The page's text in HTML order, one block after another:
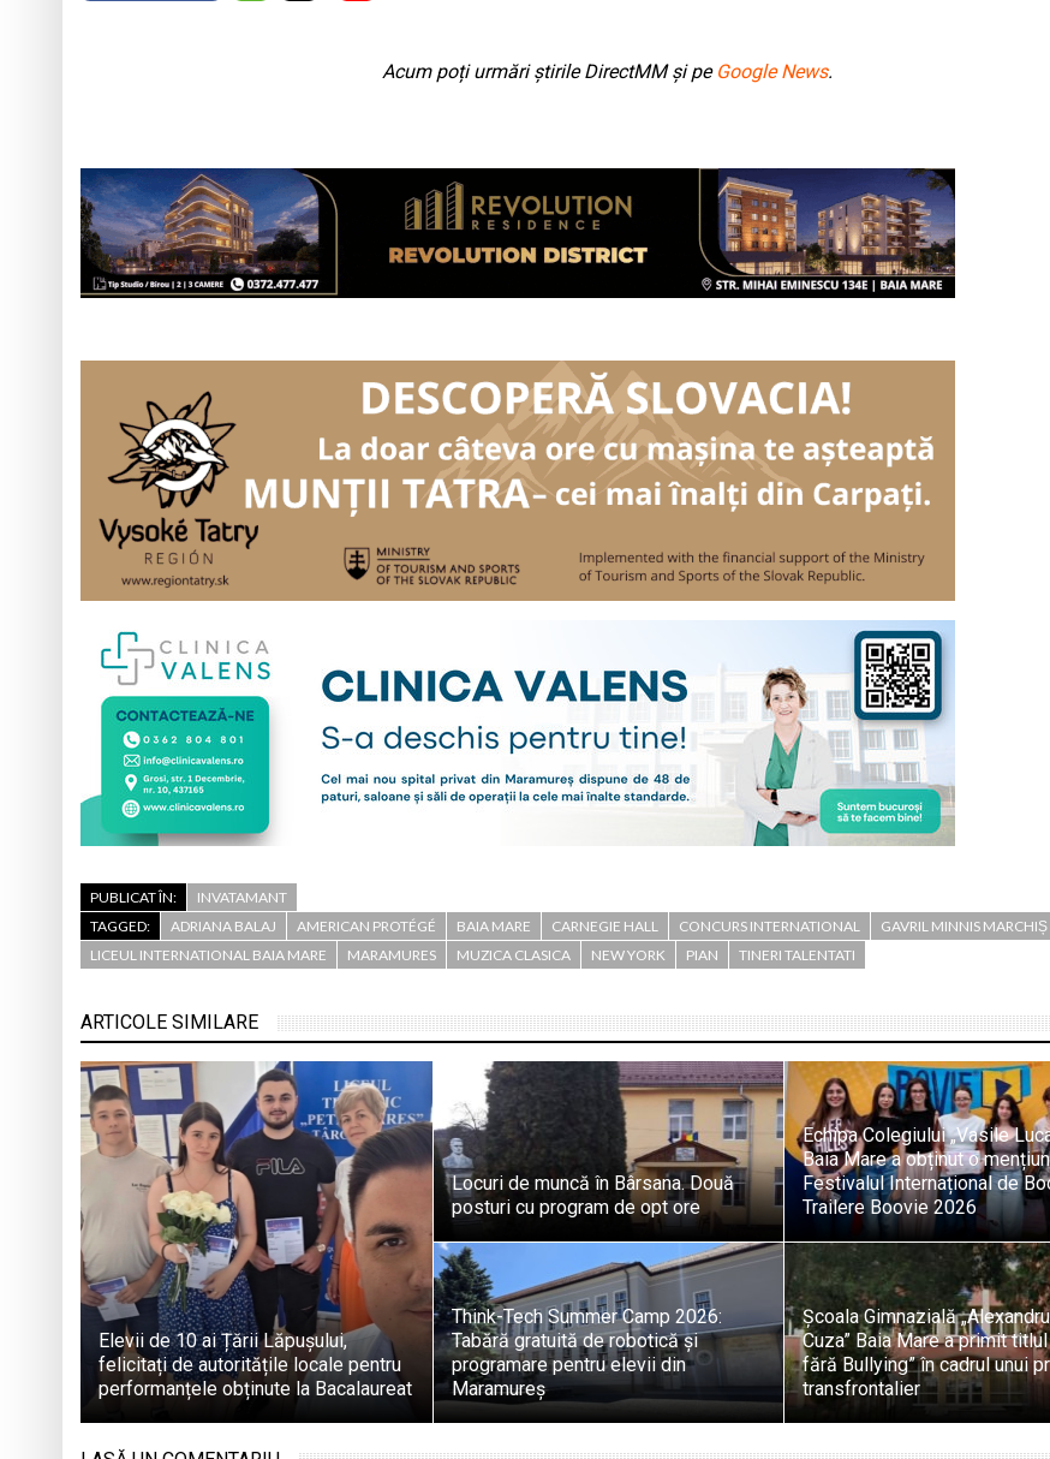
Acum poți urmări știrile DirectMM și pe Google News.
PUBLICAT ÎN:
INVATAMANT
TAGGED:
ADRIANA BALAJ AMERICAN PROTÉGÉ BAIA MARE CARNEGIE HALL CONCURS INTERNATIONAL
GAVRIL MINNIS MARCHIȘ
LICEUL INTERNATIONAL BAIA MARE
MARAMURES MUZICA CLASICA NEW YORK PIAN TINERI TALENTATI
ARTICOLE SIMILARE
Elevii de 10 ai Țării Lăpușului,
felicitați de autoritățile locale pentru
performanțele obținute la Bacalaureat
Locuri de muncă în Bârsana. Două
posturi cu program de opt ore
Echipa Colegiului „Vasile
Baia Mare a obținut o
Festivalul Internațional de
Trailere Boovie 2026
Think-Tech Summer Camp 2026:
Tabără gratuită de robotică și
programare pentru elevii din
Maramureș
Școala Gimnazială
Cuza” Baia Mare a primit titlul
fără Bullying” în cadrul unui
transfrontalier